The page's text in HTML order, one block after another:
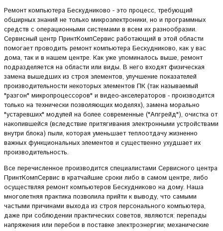
Ремонт компьютера Бескудниково - это процесс, требующий
обширных знаний не только микроэлектроники, но и программных
средств с операционными системами в всем их разнообразии.
Сервисный центр ПринтКомпСервис работающий в этой области
помогает проводить ремонт компьютера Бескудниково, как у вас
дома, так и в нашем центре. Как уже упоминалось выше, ремонт
подразделяется на области или виды. В него входят физическая
замена вышедших из строя элементов, улучшение показателей
производительности некоторых элементов ПК (так называемый
"разгон" микропроцессоров" и видео-акселераторов - производится
только на технически позволяющих моделях), замена морально
"устаревших" модулей на более современные ("Апгрейд"), очистка от
накопившейся (вследствие притягивания электронными устройствами
внутри блока) пыли, которая уменьшает теплоотдачу жизненно
важных функциональных элементов и существенно ухудшает их
производительность.
Все перечисленное производится специалистами Сервисного центра
ПринтКомпСервис в кратчайшие сроки либо в самом центре, либо
осуществляя ремонт компьютеров Бескудниково на дому. Наша
многолетняя практика позволила прийти к выводу, что самыми
частыми причинами выхода из строя персонального компьютера,
даже при соблюдении практических советов, являются: перепады
напряжения или перебои в поставке электроэнергии; механические